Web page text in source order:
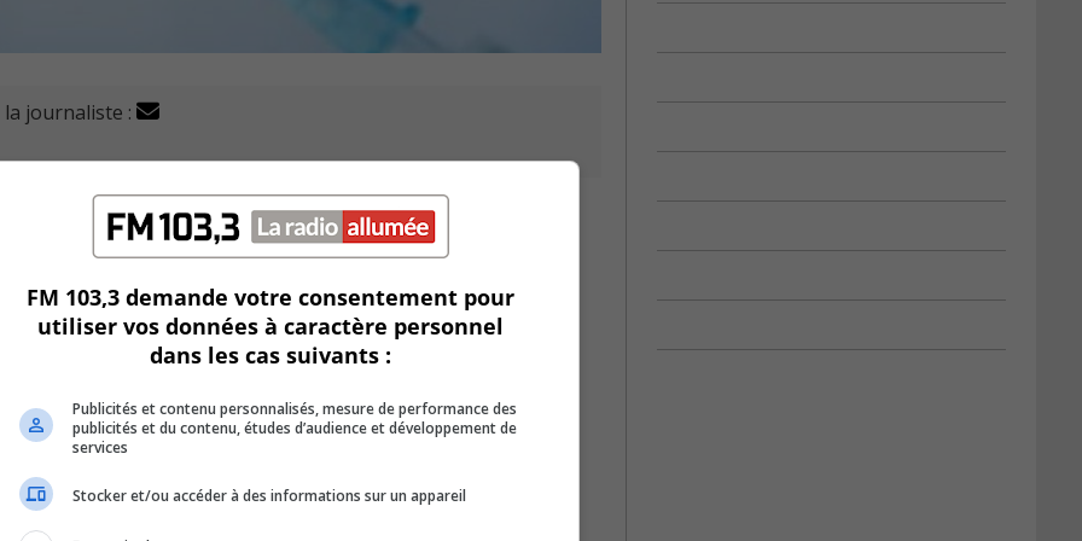
journaliste :
une autre campagne de vaccination de dose de rappel
et dans des résidences privées pour aînés (RPA).
la première dose de rappel est de trois mois ou plus.
est de cinq mois ou plus.
publique, le Dr Luc Boileau, a annoncé que le Québec
de vaccination contre la COVID-19.
probable à l’automne, avec le retour à l’école.
FM 103,3 demande votre consentement pour
utiliser vos données à caractère personnel
dans les cas suivants :
Publicités et contenu personnalisés, mesure de performance des
publicités et du contenu, études d’audience et développement de
services
Stocker et/ou accéder à des informations sur un appareil